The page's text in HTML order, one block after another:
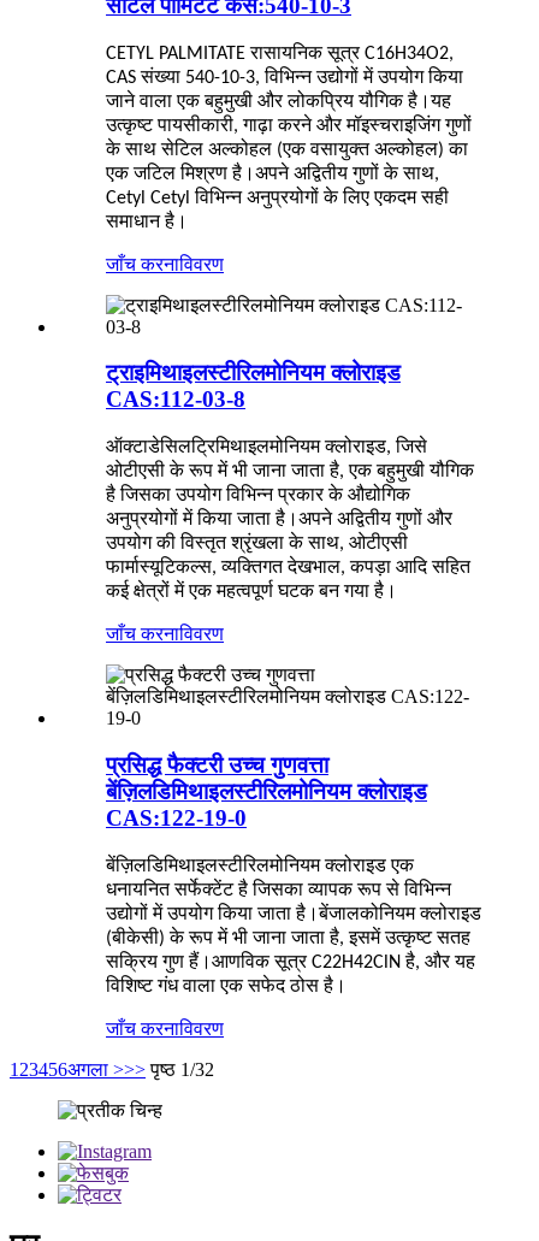
सेटिल पामिटेट कैस:540-10-3
CETYL PALMITATE रासायनिक सूत्र C16H34O2,
CAS संख्या 540-10-3, विभिन्न उद्योगों में उपयोग किया
जाने वाला एक बहुमुखी और लोकप्रिय यौगिक है।यह
उत्कृष्ट पायसीकारी, गाढ़ा करने और मॉइस्चराइजिंग गुणों
के साथ सेटिल अल्कोहल (एक वसायुक्त अल्कोहल) का
एक जटिल मिश्रण है।अपने अद्वितीय गुणों के साथ,
Cetyl Cetyl विभिन्न अनुप्रयोगों के लिए एकदम सही
समाधान है।
जाँच करनाविवरण
ट्राइमिथाइलस्टीरिलमोनियम क्लोराइड
CAS:112-03-8
ऑक्टाडेसिलट्रिमिथाइलमोनियम क्लोराइड, जिसे
ओटीएसी के रूप में भी जाना जाता है, एक बहुमुखी यौगिक
है जिसका उपयोग विभिन्न प्रकार के औद्योगिक
अनुप्रयोगों में किया जाता है।अपने अद्वितीय गुणों और
उपयोग की विस्तृत श्रृंखला के साथ, ओटीएसी
फार्मास्यूटिकल्स, व्यक्तिगत देखभाल, कपड़ा आदि सहित
कई क्षेत्रों में एक महत्वपूर्ण घटक बन गया है।
जाँच करनाविवरण
प्रसिद्ध फैक्टरी उच्च गुणवत्ता
बेंज़िलडिमिथाइलस्टीरिलमोनियम क्लोराइड
CAS:122-19-0
बेंज़िलडिमिथाइलस्टीरिलमोनियम क्लोराइड एक
धनायनित सर्फेक्टेंट है जिसका व्यापक रूप से विभिन्न
उद्योगों में उपयोग किया जाता है।बेंजालकोनियम क्लोराइड
(बीकेसी) के रूप में भी जाना जाता है, इसमें उत्कृष्ट सतह
सक्रिय गुण हैं।आणविक सूत्र C22H42ClN है, और यह
विशिष्ट गंध वाला एक सफेद ठोस है।
जाँच करनाविवरण
1 23456अगला >>> पृष्ठ 1/32